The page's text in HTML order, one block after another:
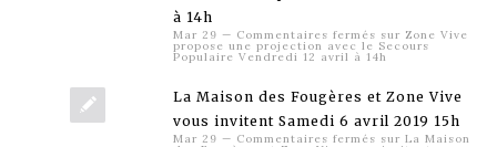
à 14h
Mar 29 — Commentaires fermés sur Zone Vive
propose une projection avec le Secours
Populaire Vendredi 12 avril à 14h
La Maison des Fougères et Zone Vive
vous invitent Samedi 6 avril 2019 15h
Mar 29 — Commentaires fermés sur La Maison